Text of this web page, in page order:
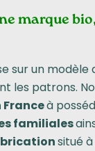
marque
sur un
les patrons.
Franceà
familiales
situé